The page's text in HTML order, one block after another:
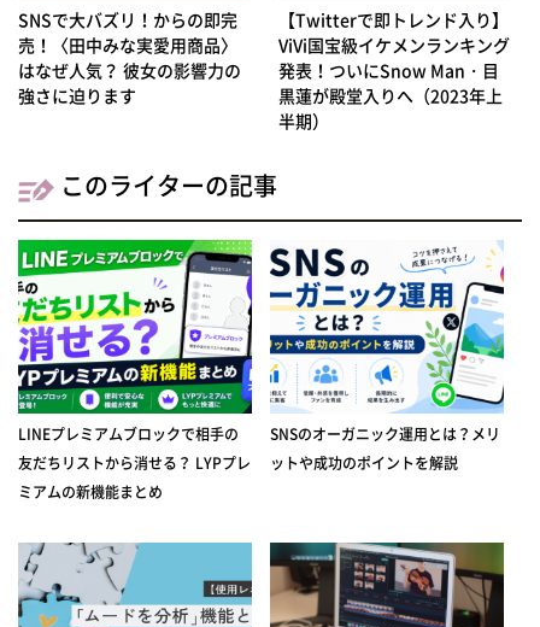
SNSで大バズリ！からの即完
売！〈田中みな実愛用商品〉
はなぜ人気？ 彼女の影響力の
強さに迫ります
【Twitterで即トレンド入り】
ViVi国宝級イケメンランキング
発表！ついにSnow Man・目
黒蓮が殿堂入りへ（2023年上
半期）
このライターの記事
LINEプレミアムブロックで相手の
友だちリストから消せる？ LYPプレ
ミアムの新機能まとめ
SNSのオーガニック運用とは？メリ
ットや成功のポイントを解説